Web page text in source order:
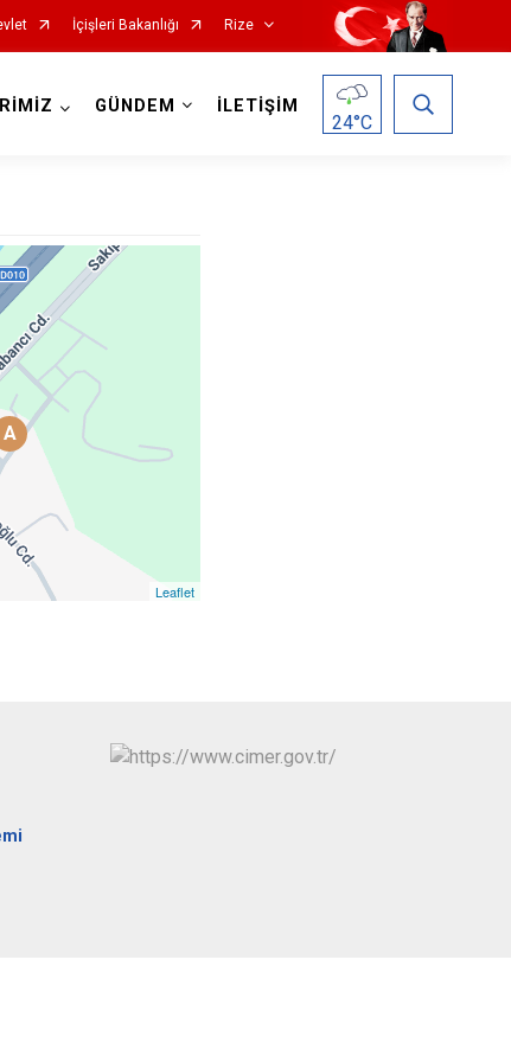
İçişleri Bakanlığı Rize
GÜNDEM İLETİŞİM
24°C
A
Leaflet